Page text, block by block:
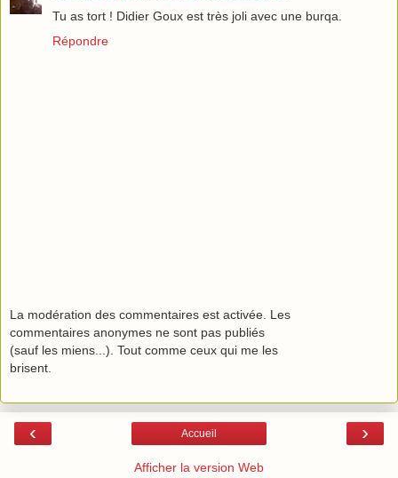
Tu as tort ! Didier Goux est très joli avec une burqa.
Répondre
La modération des commentaires est activée. Les
commentaires anonymes ne sont pas publiés
(sauf les miens...). Tout comme ceux qui me les
brisent.
‹ ›
Accueil
Afficher la version Web